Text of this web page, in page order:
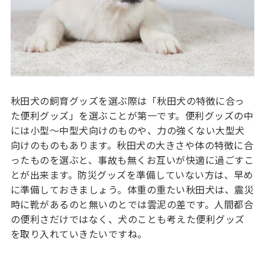
秋田犬の飼育グッズを選ぶ際は「秋田犬の特徴に合っ
た便利グッズ」を選ぶことが第一です。便利グッズの中
には小型〜中型犬向けのものや、力の強くない大型犬
向けのものもあります。秋田犬の大きさや体の特徴に合
ったものを選ぶと、事故も無くお互いが快適に過ごすこ
とが出来ます。防災グッズを準備していない方は、早め
に準備しておきましょう。体重の重たい秋田犬は、震災
時に靴があるのと無いのとでは雲泥の差です。人間都合
の便利さだけではなく、犬のことも考えた便利グッズ
を取り入れていきたいですね。